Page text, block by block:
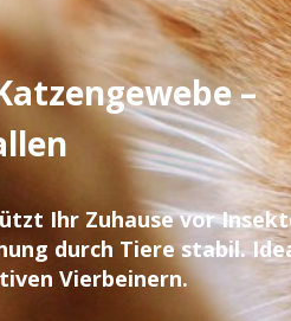
–
Ihr Zuhause vor
durch Tiere stabil.
Vierbeinern.